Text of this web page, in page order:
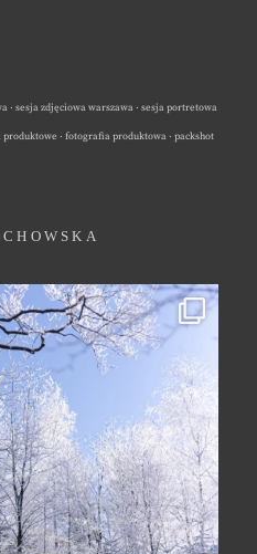
· sesja zdjęciowa warszawa · sesja portretowa
produktowe · fotografia produktowa · packshot